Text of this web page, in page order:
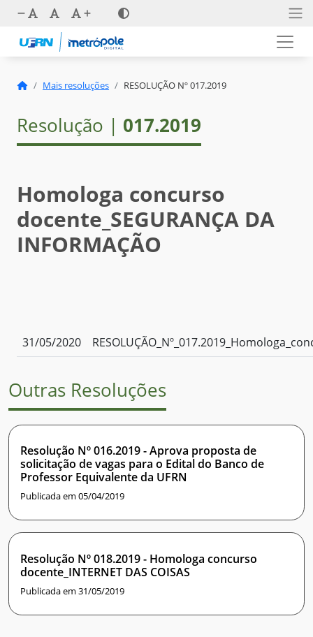
Mais resoluções RESOLUÇÃO Nº 017.2019
Resolução | 017.2019
Homologa concurso
docente_SEGURANÇA DA
INFORMAÇÃO
31/05/2020
Outras Resoluções
Resolução Nº 016.2019 - Aprova proposta de
solicitação de vagas para o Edital do Banco de
Professor Equivalente da UFRN
Publicada em 05/04/2019
Resolução Nº 018.2019 - Homologa concurso
docente_INTERNET DAS COISAS
Publicada em 31/05/2019